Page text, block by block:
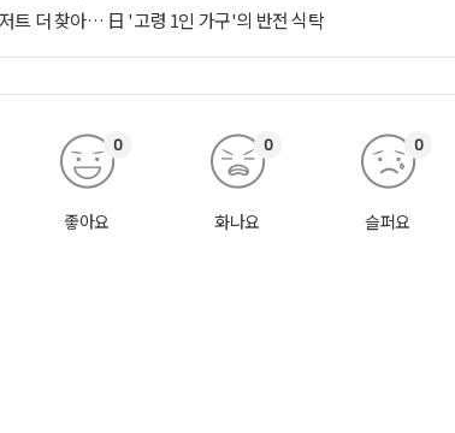
트 더 찾아… 日 '고령 1인 가구'의 반전 식탁
좋아요
0
화나요
0
슬퍼요
0